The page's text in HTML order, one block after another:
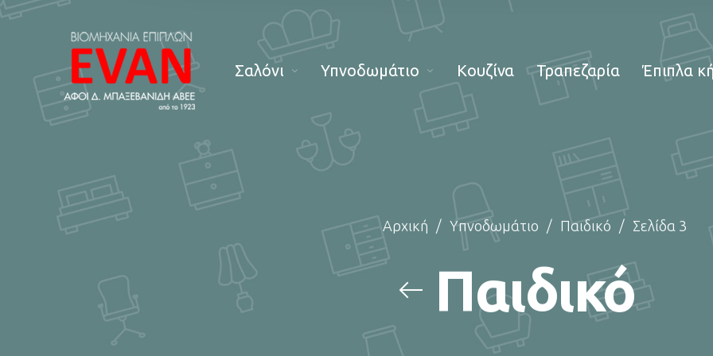
Σαλόνι Υπνοδωμάτιο Κουζίνα Τραπεζαρία Έπιπλα
Αρχική / Υπνοδωμάτιο / Παιδικό / Σελίδα 3
Παιδικό